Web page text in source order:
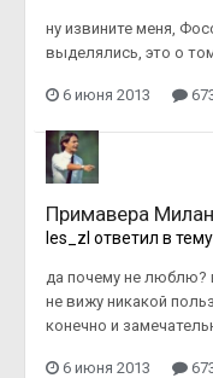
ну извините меня,
выделялись, это о
6 июня 2013
Примавера
les_zl ответил в
да почему не люблю?
не вижу никакой
конечно и
6 июня 2013